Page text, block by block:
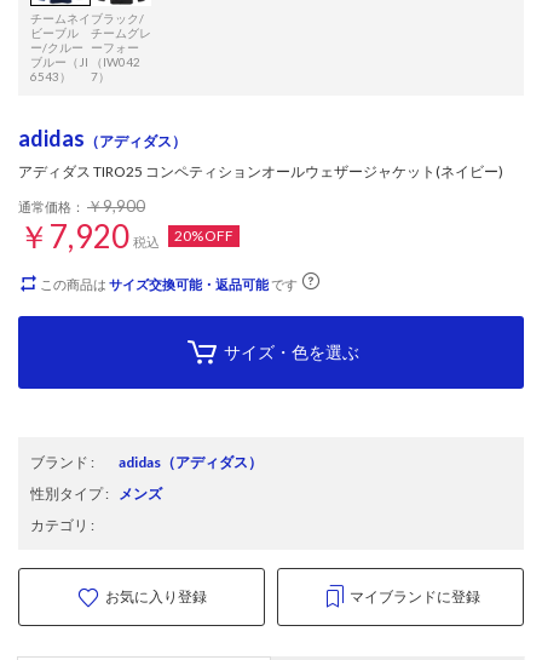
チームネイ
ビーブル
ー/クルー
ブルー（JI
6543）
ブラック/
チームグレ
ーフォー
（IW042
7）
adidas （アディダス）
アディダス TIRO25 コンペティションオールウェザージャケット(ネイビー)
通常価格： ￥9,900
￥7,920 税込 20%OFF
この商品は サイズ交換可能・返品可能です
サイズ・色を選ぶ
ブランド : adidas （アディダス）
性別タイプ: メンズ
カテゴリ :
お気に入り登録 マイブランドに登録